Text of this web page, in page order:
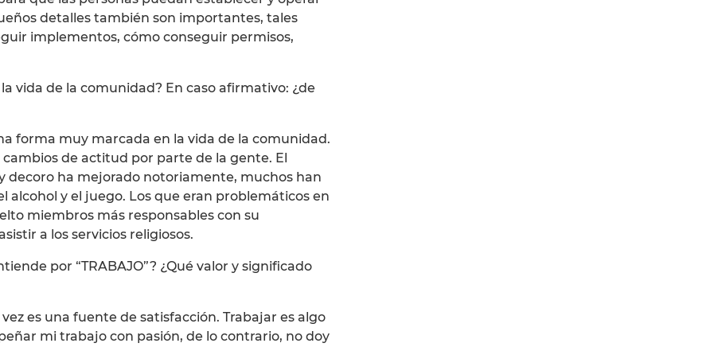
detalles también son importantes, tales
implementos, cómo conseguir permisos,
vida de la comunidad? En caso afirmativo: ¿de
forma muy marcada en la vida de la comunidad.
de actitud por parte de la gente. El
decoro ha mejorado notoriamente, muchos han
alcohol y el juego. Los que eran problemáticos en
miembros más responsables con su
a los servicios religiosos.
por “TRABAJO”? ¿Qué valor y significado
es una fuente de satisfacción. Trabajar es algo
mi trabajo con pasión, de lo contrario, no doy